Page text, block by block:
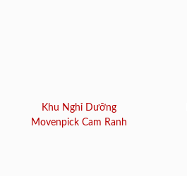
Khu Nghỉ Dưỡng
Movenpick Cam Ranh